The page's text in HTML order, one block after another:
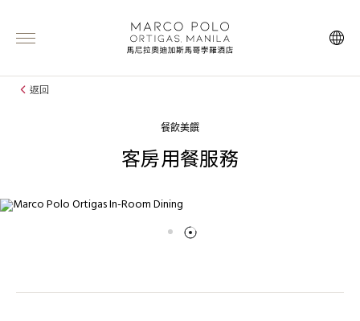
返回
餐飲美饌
客房用餐服務